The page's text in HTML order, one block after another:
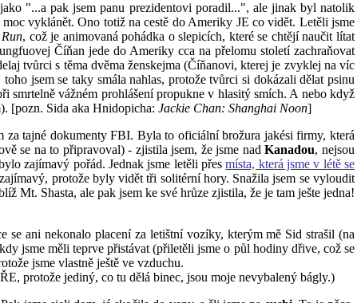
"...a pak jsem panu prezidentovi poradil...", ale jinak byl natolik
vyklánět. Ono totiž na cestě do Ameriky JE co vidět. Letěli jsme
, což je animovaná pohádka o slepicích, které se chtějí naučit lítat
Číňan jede do Ameriky cca na přelomu století zachraňovat
tvůrci s těma dvěma ženskejma (Číňanovi, kterej je zvyklej na víc
jsem se taky smála nahlas, protože tvůrci si dokázali dělat psinu
smrtelně vážném prohlášení propukne v hlasitý smích. A nebo když
[pozn. Sida aka Hnidopicha: Jackie Chan: Shanghai Noon]
za tajné dokumenty FBI. Byla to oficiální brožura jakési firmy, která
se na to připravoval) - zjistila jsem, že jsme nadKanadou, nejsou
zajímavý pořád. Jednak jsme letěli přesmísta, která jsme v létě se
protože byly vidět tři solitérní hory. Snažila jsem se vyloudit
Mt. Shasta, ale pak jsem ke své hrůze zjistila, že je tam ješte jedna!
ani nekonalo placení za letištní vozíky, kterým mě Sid strašil (na
jsme měli teprve přistávat (přiletěli jsme o půl hodiny dřive, což se
jsme vlastně ještě ve vzduchu.
protože jediný, co tu dělá binec, jsou moje nevybalený bágly.)